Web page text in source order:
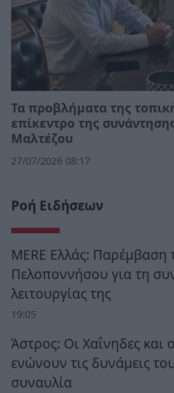
Τα προβλήματα της
επίκεντρο της
Μαλτέζου
27/07/2026 08:17
Ροή Ειδήσεων
MERE Ελλάς: Παρέμβαση
Πελοποννήσου για τη
λειτουργίας της
19:05
Άστρος: Οι Χαΐνηδες και
ενώνουν τις δυνάμεις
συναυλία